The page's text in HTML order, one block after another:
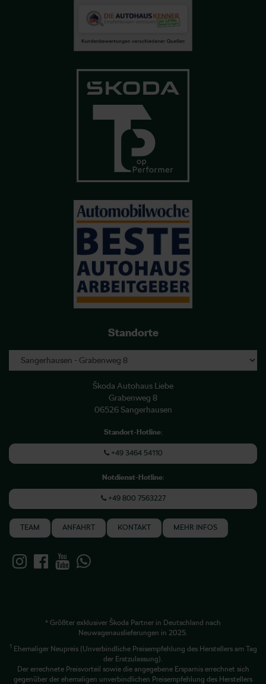
Standorte
Škoda Autohaus Liebe
Grabenweg 8
06526 Sangerhausen
Standort-Hotline:
+49 3464 54110
Notdienst-Hotline:
+49 800 7563227
TEAM ANFAHRT KONTAKT MEHR INFOS
* Größter exklusiver Škoda Partner in Deutschland nach
Neuwagenauslieferungen in 2025.
1
Ehemaliger Neupreis (Unverbindliche Preisempfehlung des Herstellers am Tag
der Erstzulassung).
Der errechnete Preisvorteil sowie die angegebene Ersparnis errechnet sich
gegenüber der ehemaligen unverbindlichen Preisempfehlung des Herstellers